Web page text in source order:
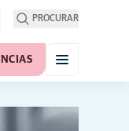
PROCURAR